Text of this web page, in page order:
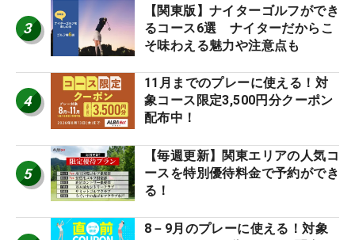
3
【関東版】ナイターゴルフができ
るコース6選 ナイターだからこ
そ味わえる魅力や注意点も
4
11月までのプレーに使える！対
象コース限定3,500円分クーポン
配布中！
5
【毎週更新】関東エリアの人気コ
ースを特別優待料金で予約ができ
る！
8－9月のプレーに使える！対象